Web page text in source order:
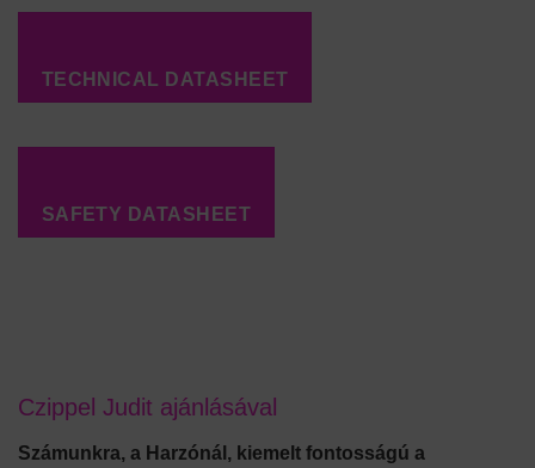
TECHNICAL DATASHEET
SAFETY DATASHEET
Czippel Judit ajánlásával
Számunkra, a Harzónál, kiemelt fontosságú a